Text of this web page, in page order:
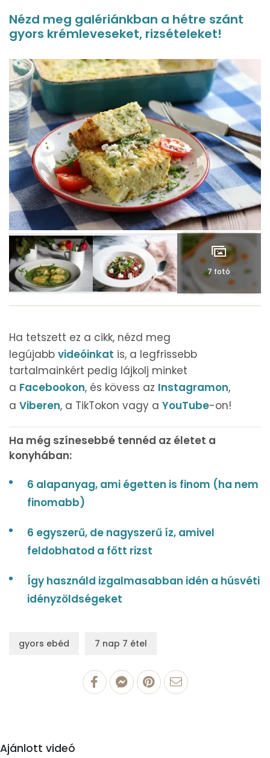
Nézd meg galériánkban a hétre szánt
gyors krémleveseket, rizsételeket!
7 fotó
Ha tetszett ez a cikk, nézd meg
legújabb videóinkat is, a legfrissebb
tartalmainkért pedig lájkolj minket
a Facebookon, és kövess az Instagramon,
a Viberen, a TikTokon vagy a YouTube-on!
Ha még színesebbé tennéd az életet a
konyhában:
6 alapanyag, ami égetten is finom (ha nem
finomabb)
6 egyszerű, de nagyszerű íz, amivel
feldobhatod a főtt rizst
Így használd izgalmasabban idén a húsvéti
idényzöldségeket
gyors ebéd 7 nap 7 étel
Ajánlott videó